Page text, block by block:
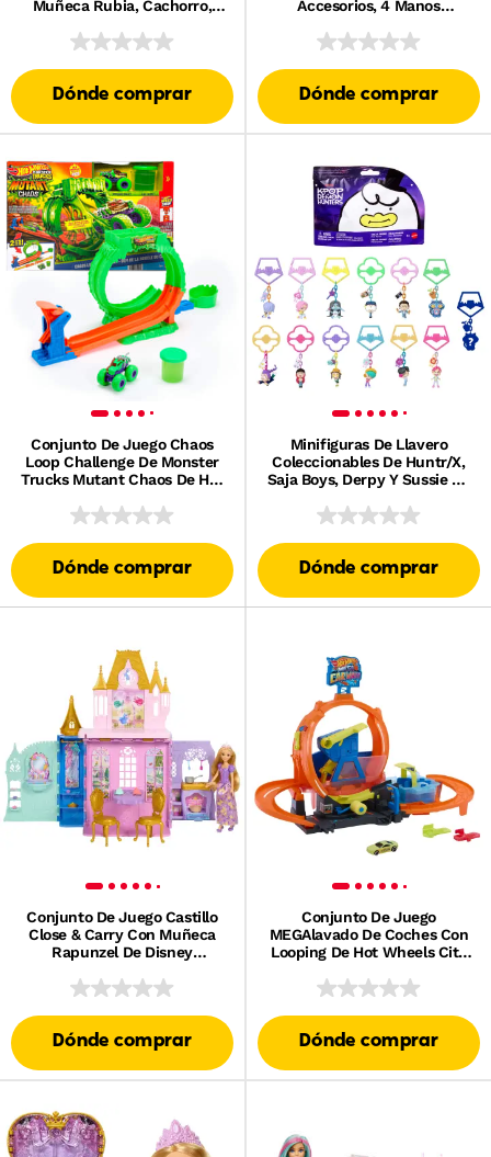
Muñeca Rubia, Cachorro,
Dónde comprar
Accesorios, 4 Manos
Cambia De Color
Dónde comprar
Conjunto De Juego Chaos
Loop Challenge De Monster
Trucks Mutant Chaos De Hot
Juguete Wreckin’ Wolf Y
Dónde comprar
Minifiguras De Llavero
Coleccionables De Huntr/X,
Saja Boys, Derpy Y Sussie De
Accesorios
Dónde comprar
Conjunto De Juego Castillo
Close & Carry Con Muñeca
Rapunzel De Disney
Juego Y 20 Accesorios
Dónde comprar
Conjunto De Juego
MEGAlavado De Coches Con
Looping De Hot Wheels City
Escala 1:64
Dónde comprar